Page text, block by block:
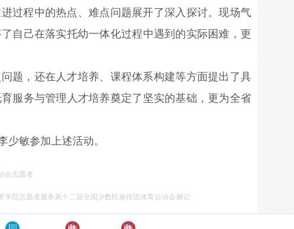
过程中的热点、难点问题展开了深入探讨。现场气
自己在落实托幼一体化过程中遇到的实际困难，更
题，还在人才培养、课程体系构建等方面提出了具
服务与管理人才培养奠定了坚实的基础，更为全省
敏参加上述活动。
会志愿者
院志愿者服务第十二届全国少数民族传统体育运动会侧记